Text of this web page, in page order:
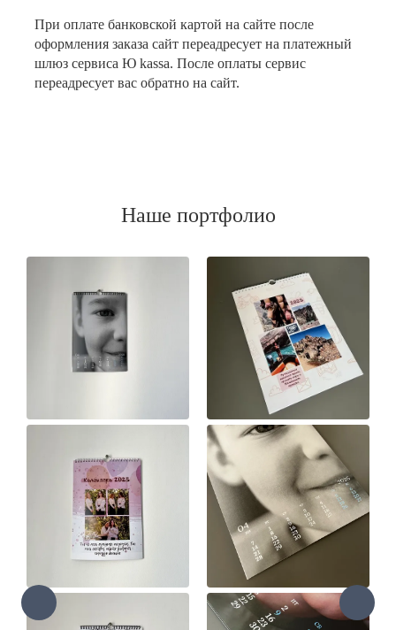
При оплате банковской картой на сайте после
оформления заказа сайт переадресует на платежный
шлюз сервиса Ю kassa. После оплаты сервис
переадресует вас обратно на сайт.
Наше портфолио